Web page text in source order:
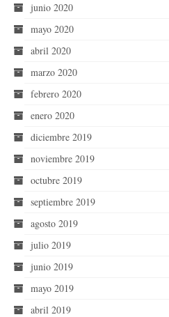
junio 2020
mayo 2020
abril 2020
marzo 2020
febrero 2020
enero 2020
diciembre 2019
noviembre 2019
octubre 2019
septiembre 2019
agosto 2019
julio 2019
junio 2019
mayo 2019
abril 2019